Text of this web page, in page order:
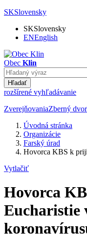
SKSlovensky
SKSlovensky
ENEnglish
Obec Klin
Hľadať
rozšírené vyhľadávanie
ZverejňovaniaZberný dvor
Úvodná stránka
Organizácie
Farský úrad
Hovorca KBS k
Vytlačiť
Hovorca
Eucharistie